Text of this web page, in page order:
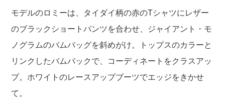
モデルのロミーは、タイダイ柄の赤のTシャツにレザー
のブラックショートパンツを合わせ、ジャイアント・モ
ノグラムのバムバッグを斜めがけ。トップスのカラーと
リンクしたバムバックで、コーディネートをクラスアッ
プ。ホワイトのレースアップブーツでエッジをきかせ
て。